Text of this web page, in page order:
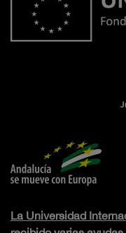
La Universidad